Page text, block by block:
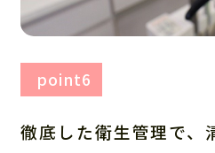
point6
徹底した衛生管理で、